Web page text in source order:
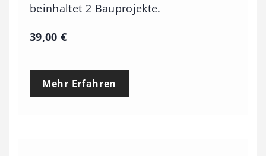
beinhaltet 2 Bauprojekte.
39,00€
Mehr Erfahren